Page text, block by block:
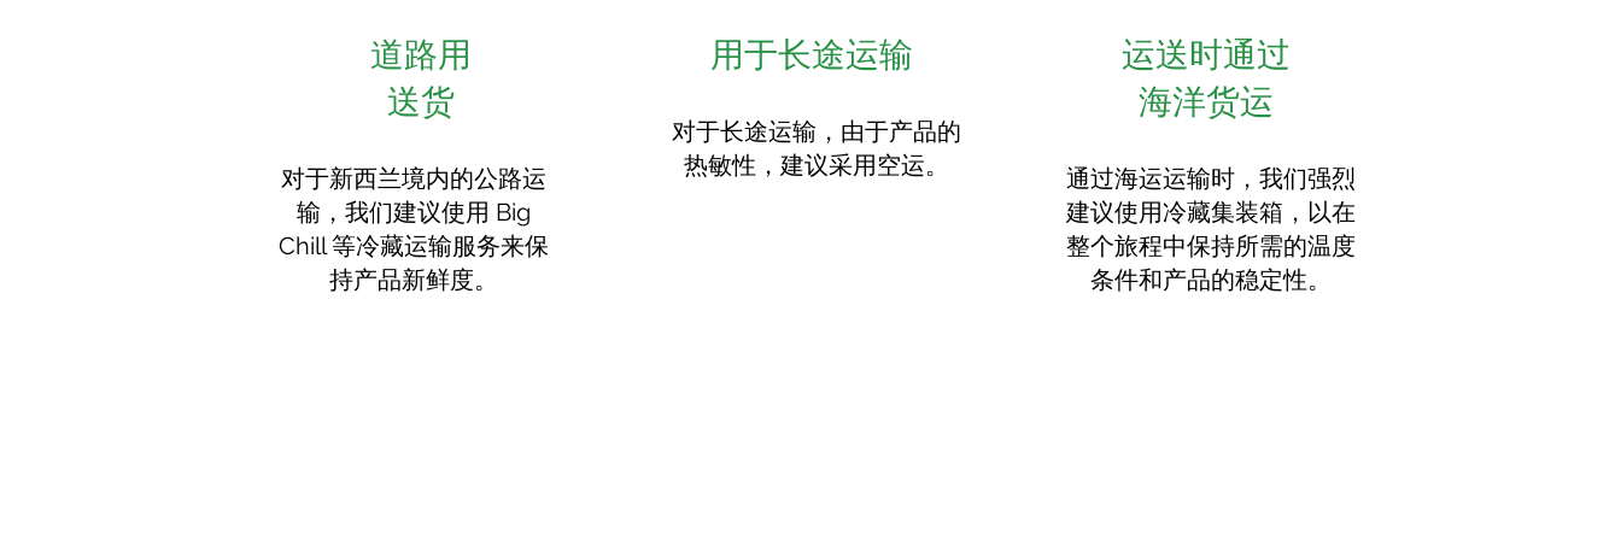
道路用
送货
对于新西兰境内的公路运
输，我们建议使用 Big
Chill 等冷藏运输服务来保
持产品新鲜度。
用于长途运输
对于长途运输，由于产品的
热敏性，建议采用空运。
运送时通过
海洋货运
通过海运运输时，我们强烈
建议使用冷藏集装箱，以在
整个旅程中保持所需的温度
条件和产品的稳定性。